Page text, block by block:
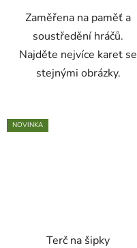
Zaměřena na paměť a
soustředění hráčů.
Najděte nejvíce karet se
stejnými obrázky.
NOVINKA
Terč na šipky